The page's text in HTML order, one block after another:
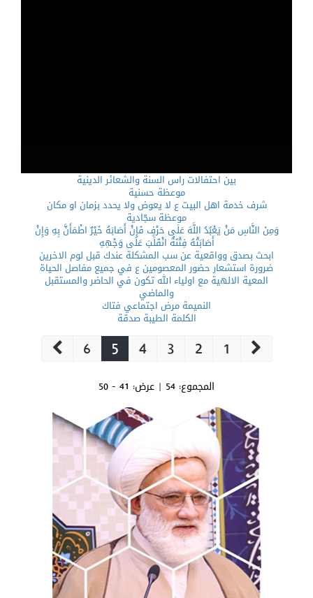
بين احتفالات راس السنة والشعائر الدينية
موعظة حسنية
شرف خدمة اهل البيت ع لا يعوض ولا يحدد بزمان او مكان
موعظة سجّادية
وَمِنَ النَّاسِ مَنْ يَعْبُدُ اللَّهَ عَلَى حَرْفٍ فَإِنْ أَصَابَهُ خَيْرٌ اطْمَأَنَّ بِهِ وَإِنْ
أَصَابَتْهُ فِتْنَةٌ انْقَلَبَ عَلَى وَجْهِهِ
ابحث بصدق وواقعية عن سب المشكلة عندك قبل لوم الاخرين
ضرورة استشعار حضور المعصومين ع في جميع مفاصل الحياة
المعية الالهية مع اولياء الله تكون في الحاضر والمستقبل
والماضي
النميمة مرض اجتماعي فتاك
الكلمة الطيبة صدقة
1
2
3
4
5
6
المجموع: 54 | عرض: 41 - 50